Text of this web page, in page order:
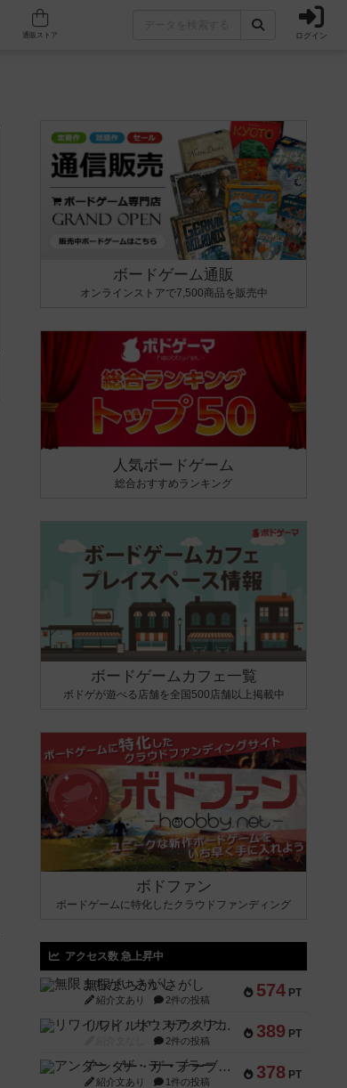
人気ボードゲーム ログイン
ボードゲーム通販
オンラインストアで7,500商品を販売中
人気ボードゲーム
総合おすすめランキング
ボードゲームカフェ一覧
ボドゲが遊べる店舗を全国500店舗以上掲載中
ボドファン
ボードゲームに特化したクラウドファンディング
アクセス数 急上昇中
574 PT
無限まちがいさがし
紹介文あり 2件の投稿
389 PT
リワイルド：サウスアメリカ
2件の投稿
378 PT
アンダー・ザ・テーブラー
紹介文あり 1件の投稿